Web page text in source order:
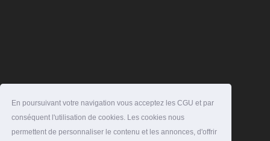
En poursuivant votre navigation vous acceptez les CGU et par
conséquent l'utilisation de cookies. Les cookies nous
permettent de personnaliser le contenu et les annonces, d'offrir